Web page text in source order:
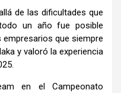
de las dificultades que
un año fue posible
que siempre
y valoró la experiencia
en el Campeonato